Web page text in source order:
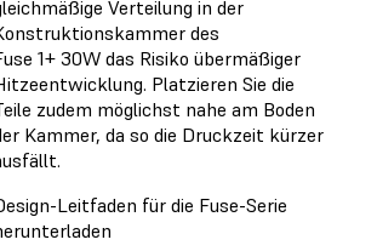
Verteilung in der
des
1+ 30W das Risiko übermäßiger
Platzieren Sie die
zudem möglichst nahe am Boden
Kammer, da so die Druckzeit kürzer
Leitfaden für die Fuse-Serie